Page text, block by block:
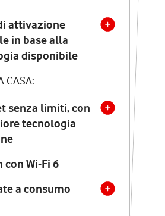
attivazione
in base alla
disponibile
CASA:
senza limiti, con
tecnologia
con Wi-Fi 6
a consumo
Costo di attivazione
variabile in base alla
tecnologia disponibile
LA TUA CASA:
Internet senza limiti, con
la migliore tecnologia
Vodafone
Modem Seven con Wi-Fi 7
Chiamate illimitate verso
numeri fissi e mobili